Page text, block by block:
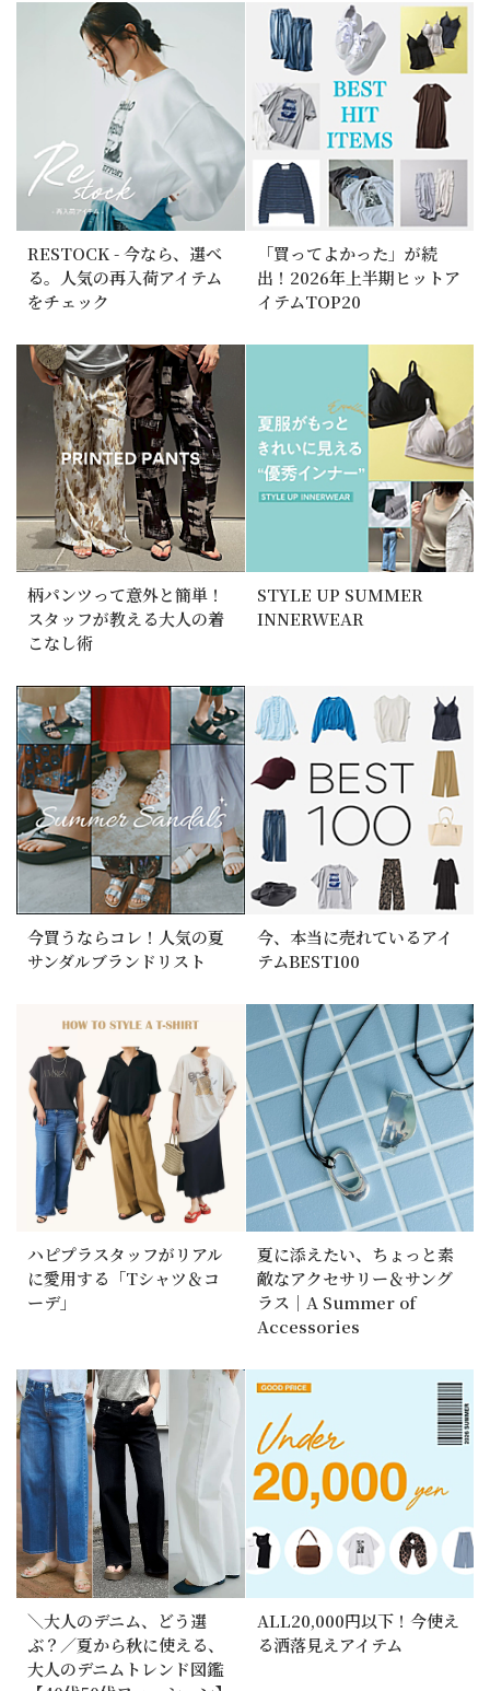
RESTOCK - 今なら、選べ
る。人気の再入荷アイテム
をチェック
「買ってよかった」が続
出！2026年上半期ヒットア
イテムTOP20
柄パンツって意外と簡単！
スタッフが教える大人の着
こなし術
STYLE UP SUMMER
INNERWEAR
今買うならコレ！人気の夏
サンダルブランドリスト
今、本当に売れているアイ
テムBEST100
ハピプラスタッフがリアル
に愛用する「Tシャツ＆コ
ーデ」
夏に添えたい、ちょっと素
敵なアクセサリー＆サング
ラス｜A Summer of
Accessories
＼大人のデニム、どう選
ぶ？／夏から秋に使える、
大人のデニムトレンド図鑑
ALL20,000円以下！今使え
る洒落見えアイテム